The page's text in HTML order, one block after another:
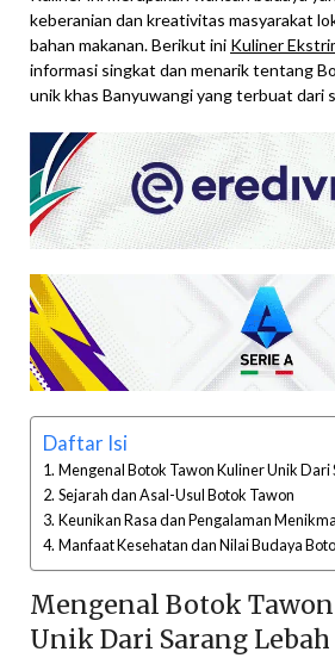
keberanian dan kreativitas masyarakat
bahan makanan. Berikut ini Kuliner
informasi singkat dan menarik tentang
unik khas Banyuwangi yang terbuat dari
Daftar Isi
Mengenal Botok Tawon Kuliner Unik Dari
Sejarah dan Asal-Usul Botok Tawon
Keunikan Rasa dan Pengalaman
Manfaat Kesehatan dan Nilai Budaya
Mengenal Botok
Unik Dari Sarang Lebah